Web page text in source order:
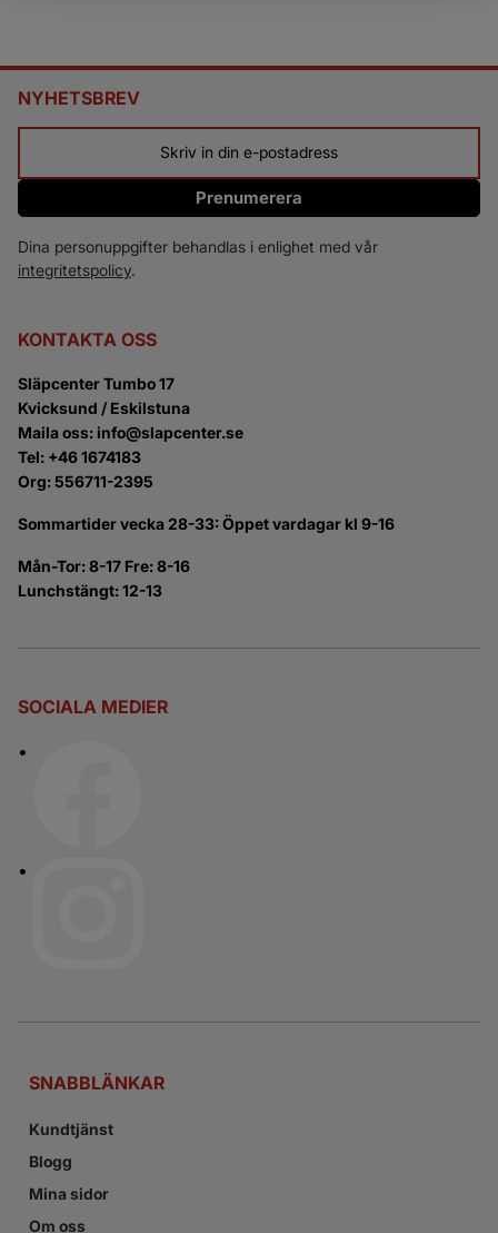
NYHETSBREV
Prenumerera
Dina personuppgifter behandlas i enlighet med vår
integritetspolicy.
KONTAKTA OSS
Släpcenter Tumbo 17
Kvicksund / Eskilstuna
Maila oss: info@slapcenter.se
Tel: +46 1674183
Org: 556711-2395
Sommartider vecka 28-33: Öppet vardagar kl 9-16
Mån-Tor: 8-17 Fre: 8-16
Lunchstängt: 12-13
SOCIALA MEDIER
SNABBLÄNKAR
Kundtjänst
Blogg
Mina sidor
Om oss